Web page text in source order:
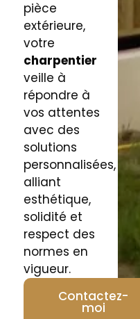
pièce
extérieure,
votre
charpentier
veille à
répondre à
vos attentes
avec des
solutions
personnalisées,
alliant
esthétique,
solidité et
respect des
normes en
vigueur.
Contactez-
moi